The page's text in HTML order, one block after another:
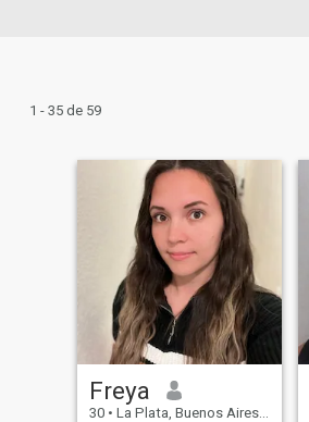
1 - 35 de 59
Freya
30 • La Plata, Buenos Aires, Argentine